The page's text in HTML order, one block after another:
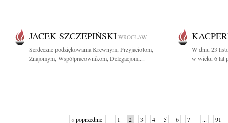
JACEK SZCZEPIŃSKI WROCŁAW
Serdeczne podziękowania Krewnym, Przyjaciołom,
Znajomym, Współpracownikom, Delegacjom,...
W dniu 23
w wieku 6 lat
« poprzednie 1 2 3 4 5 6 7 ... 91